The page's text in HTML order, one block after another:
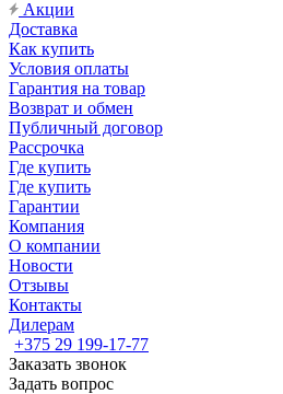
Акции
Доставка
Как купить
Условия оплаты
Гарантия на товар
Возврат и обмен
Публичный договор
Рассрочка
Где купить
Где купить
Гарантии
Компания
О компании
Новости
Отзывы
Контакты
Дилерам
+375 29 199-17-77
Заказать звонок
Задать вопрос